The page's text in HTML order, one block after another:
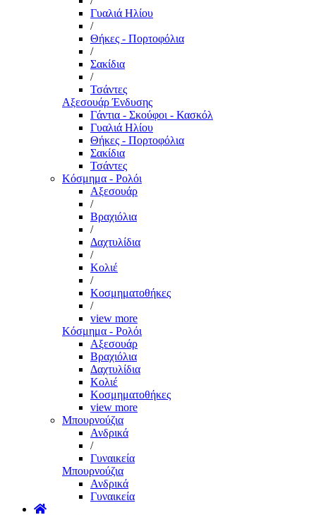
Γυαλιά Ηλίου
/
Θήκες - Πορτοφόλια
/
Σακίδια
/
Τσάντες
Αξεσουάρ Ένδυσης
Γάντια - Σκούφοι - Κασκόλ
Γυαλιά Ηλίου
Θήκες - Πορτοφόλια
Σακίδια
Τσάντες
Κόσμημα - Ρολόι
Αξεσουάρ
/
Βραχιόλια
/
Δαχτυλίδια
/
Κολιέ
/
Κοσμηματοθήκες
/
view more
Κόσμημα - Ρολόι
Αξεσουάρ
Βραχιόλια
Δαχτυλίδια
Κολιέ
Κοσμηματοθήκες
view more
Μπουρνούζια
Ανδρικά
/
Γυναικεία
Μπουρνούζια
Ανδρικά
Γυναικεία